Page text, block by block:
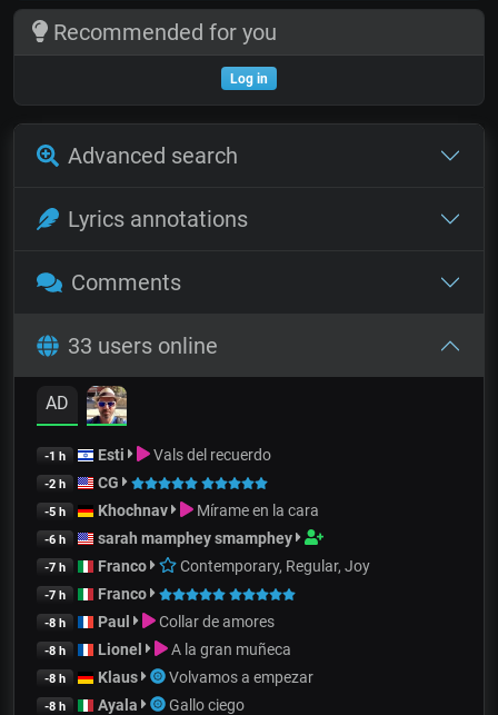
Recommended for you
Log in
Advanced search
Lyrics annotations
Comments
33 users online
AD
-1 h Esti Vals del recuerdo
-2 h CG
-5 h Khochnav Mírame en la cara
-6 h sarah mamphey smamphey
-7 h Franco Contemporary, Regular, Joy
-7 h Franco
-8 h Paul Collar de amores
-8 h Lionel A la gran muñeca
-8 h Klaus Volvamos a empezar
-8 h Ayala Gallo ciego